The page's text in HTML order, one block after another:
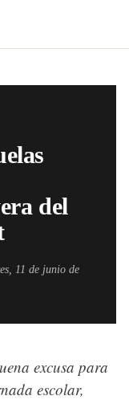
del
11 de junio de
excusa para
escolar,